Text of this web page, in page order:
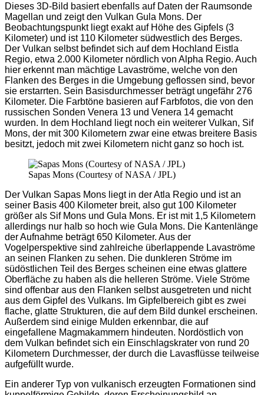
Dieses 3D-Bild basiert ebenfalls auf Daten der Raumsonde
Magellan und zeigt den Vulkan Gula Mons. Der
Beobachtungspunkt liegt exakt auf Höhe des Gipfels (3
Kilometer) und ist 110 Kilometer südwestlich des Berges.
Der Vulkan selbst befindet sich auf dem Hochland Eistla
Regio, etwa 2.000 Kilometer nördlich von Alpha Regio. Auch
hier erkennt man mächtige Lavaströme, welche von den
Flanken des Berges in die Umgebung geflossen sind, bevor
sie erstarrten. Sein Basisdurchmesser beträgt ungefähr 276
Kilometer. Die Farbtöne basieren auf Farbfotos, die von den
russischen Sonden Venera 13 und Venera 14 gemacht
wurden. In dem Hochland liegt noch ein weiterer Vulkan, Sif
Mons, der mit 300 Kilometern zwar eine etwas breitere Basis
besitzt, jedoch mit zwei Kilometern nicht ganz so hoch ist.
Sapas Mons (Courtesy of NASA / JPL)
Der Vulkan Sapas Mons liegt in der Atla Regio und ist an
seiner Basis 400 Kilometer breit, also gut 100 Kilometer
größer als Sif Mons und Gula Mons. Er ist mit 1,5 Kilometern
allerdings nur halb so hoch wie Gula Mons. Die Kantenlänge
der Aufnahme beträgt 650 Kilometer. Aus der
Vogelperspektive sind zahlreiche überlappende Lavaströme
an seinen Flanken zu sehen. Die dunkleren Ströme im
südöstlichen Teil des Berges scheinen eine etwas glattere
Oberfläche zu haben als die helleren Ströme. Viele Ströme
sind offenbar aus den Flanken selbst ausgetreten und nicht
aus dem Gipfel des Vulkans. Im Gipfelbereich gibt es zwei
flache, glatte Strukturen, die auf dem Bild dunkel erscheinen.
Außerdem sind einige Mulden erkennbar, die auf
eingefallene Magmakammern hindeuten. Nordöstlich von
dem Vulkan befindet sich ein Einschlagskrater von rund 20
Kilometern Durchmesser, der durch die Lavasflüsse teilweise
aufgefüllt wurde.
Ein anderer Typ von vulkanisch erzeugten Formationen sind